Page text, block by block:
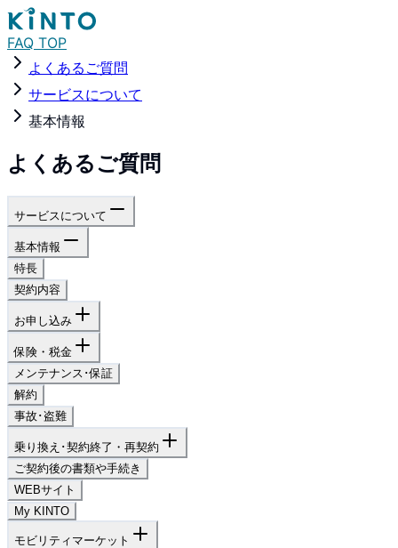
FAQ TOP
よくあるご質問
サービスについて
基本情報
よくあるご質問
サービスについて
基本情報
特長
契約内容
お申し込み
保険・税金
メンテナンス･保証
解約
事故･盗難
乗り換え･契約終了・再契約
ご契約後の書類や手続き
WEBサイト
My KINTO
モビリティマーケット